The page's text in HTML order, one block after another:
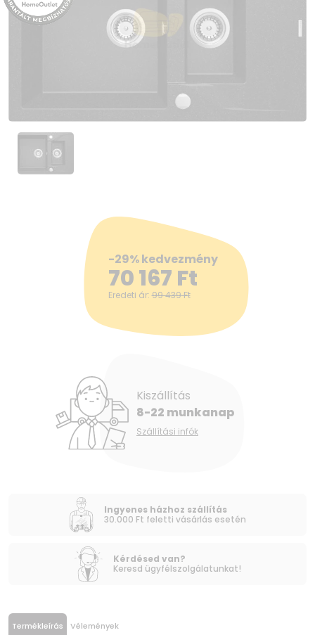
-29% kedvezmény
70 167 Ft
Eredeti ár:99 439Ft
Kiszállítás
8-22 munkanap
Szállítási infók
Ingyenes házhoz szállítás
30.000 Ft feletti vásárlás esetén
Kérdésed van?
Keresd ügyfélszolgálatunkat!
Termékleírás Vélemények